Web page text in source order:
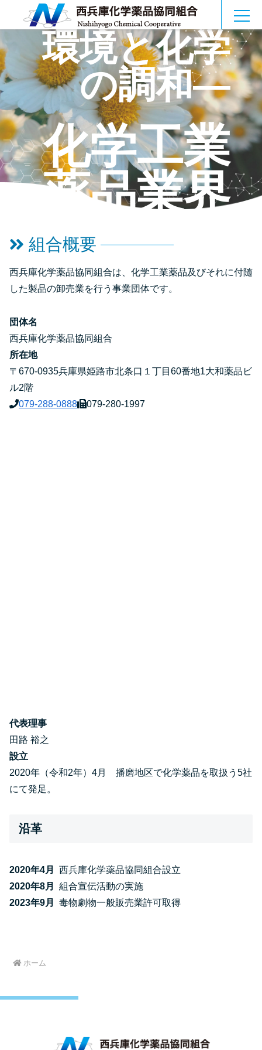
環境と化学
の調和―
化学工業
薬品業界
の発展
組合概要
西兵庫化学薬品協同組合は、化学工業薬品及びそれに付随
した製品の卸売業を行う事業団体です。
団体名
西兵庫化学薬品協同組合
所在地
〒670-0935兵庫県姫路市北条口 １丁目60番地1大和薬品ビ
ル2階
079-288-0888
079-280-1997
代表理事
田路 裕之
設立
2020年（令和2年）4月 播磨地区で化学薬品を取扱う5社
にて発足。
沿革
2020年4月
西兵庫化学薬品協同組合設立
2020年8月
組合宣伝活動の実施
2023年9月 毒物劇物一般販売業許可取得
ホーム